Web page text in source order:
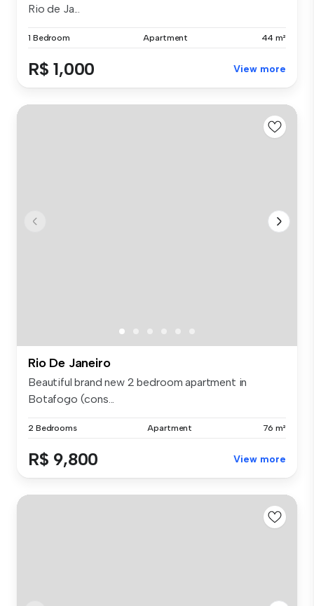
Rio de Ja...
1 Bedroom Apartment 44 m²
R$ 1,000 View more
Rio De Janeiro
Beautiful brand new 2 bedroom apartment in
Botafogo (cons...
2 Bedrooms Apartment 76 m²
R$ 9,800 View more